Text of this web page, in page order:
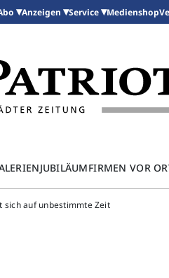
Anzeigen Service Medienshop
JUBILÄUMFIRMEN VOR
sich auf unbestimmte Zeit